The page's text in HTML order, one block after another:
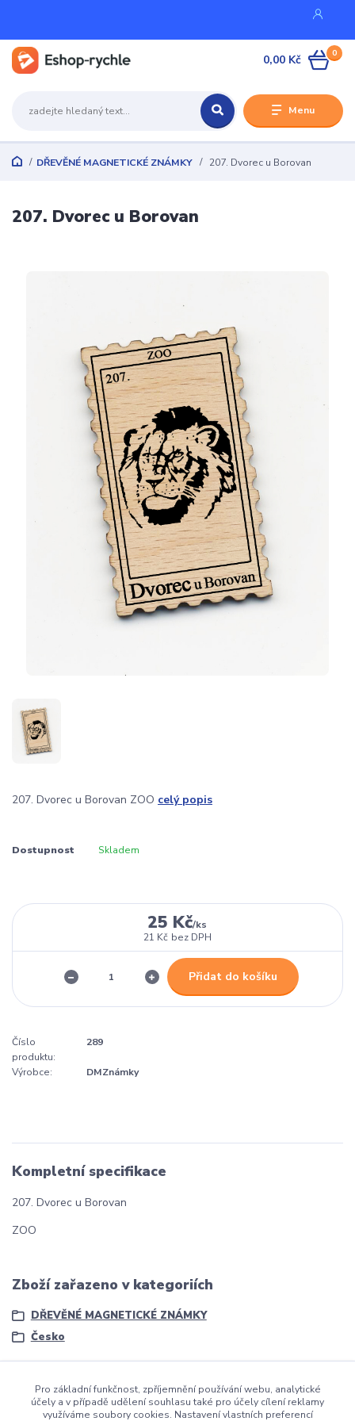
Menu
0
0,00 Kč
DŘEVĚNÉ MAGNETICKÉ ZNÁMKY 207. Dvorec u Borovan
207. Dvorec u Borovan
207. Dvorec u Borovan ZOO celý popis
Dostupnost Skladem
25 Kč/ks
21 Kč bez DPH
Přidat do košíku
Číslo
produktu:
289
Výrobce: DMZnámky
Kompletní specifikace
207. Dvorec u Borovan
ZOO
Zboží zařazeno v kategoriích
DŘEVĚNÉ MAGNETICKÉ ZNÁMKY
Česko
Pro základní funkčnost, zpříjemnění používání webu, analytické
účely a v případě udělení souhlasu také pro účely cílení reklamy
využíváme soubory cookies. Nastavení vlastních preferencí